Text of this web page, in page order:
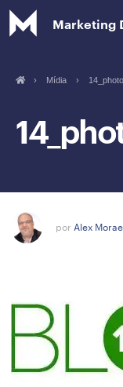
Marketing
› Mídia ›
por Alex